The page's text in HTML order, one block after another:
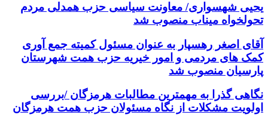
یحیی شهسواری/ معاونت سیاسی حزب همدلی مردم
تحولخواه میناب منصوب شد
آقای اصغر رهسپار به عنوان مسئول کمیته جمع آوری
کمک های مردمی و امور خیریه حزب همت شهرستان
پارسیان منصوب شد
نگاهی گذرا به مهمترین مطالبات هرمزگان /بررسی
اولویت مشکلات از نگاه مسئولان حزب همت هرمزگان